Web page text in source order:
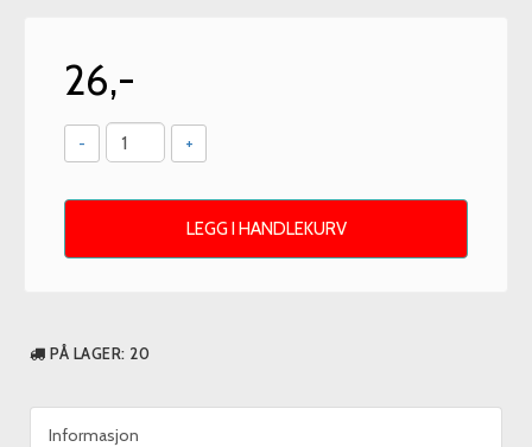
26,-
- +
LEGG I HANDLEKURV
PÅ LAGER: 20
Informasjon